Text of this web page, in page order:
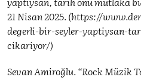
21 Nisan 2025. (https://
degerli-bir-seyler-yaptiysan-
cikariyor/)
Sevan Amiroğlu. “Rock Müzik